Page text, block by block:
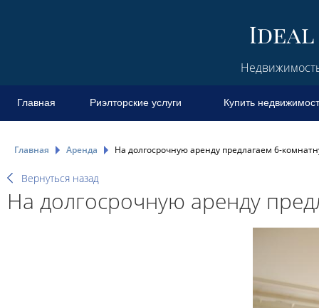
Главная Риэлторские услуги Купить
Главная Аренда На долгосрочную аренду предлагаем 6-
Вернуться назад
На долгосрочную аренду